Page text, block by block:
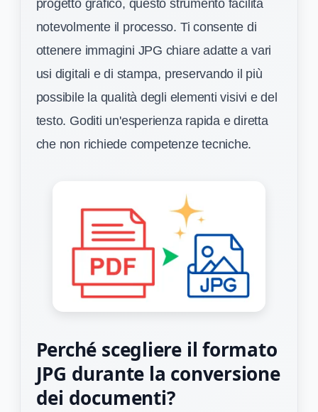
notevolmente il processo. Ti consente di
ottenere immagini JPG chiare adatte a vari
usi digitali e di stampa, preservando il più
possibile la qualità degli elementi visivi e del
testo. Goditi un'esperienza rapida e diretta
che non richiede competenze tecniche.
Perché scegliere il formato
JPG durante la conversione
dei documenti?